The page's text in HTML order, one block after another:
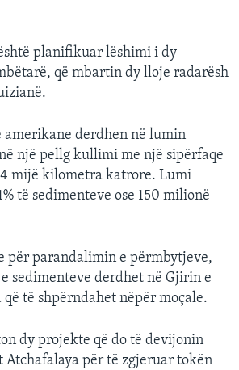
planifikuar lëshimi i dy
që mbartin dy lloje radarësh
amerikane derdhen në lumin
një pellg kullimi me një sipërfaqe
mijë kilometra katrore. Lumi
të sedimenteve ose 150 milionë
për parandalimin e përmbytjeve,
sedimenteve derdhet në Gjirin e
të shpërndahet nëpër moçale.
dy projekte që do të devijonin
Atchafalaya për të zgjeruar tokën